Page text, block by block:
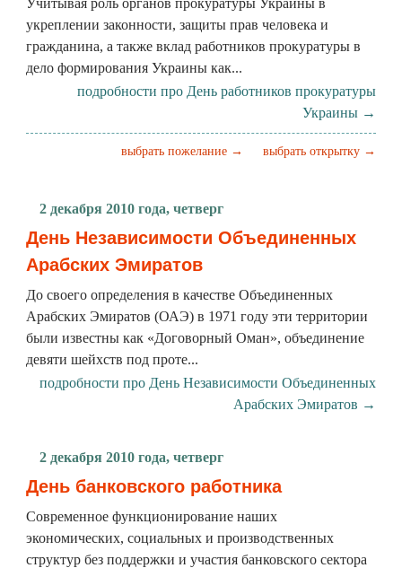
Учитывая роль органов прокуратуры Украины в
укреплении законности, защиты прав человека и
гражданина, а также вклад работников прокуратуры в
дело формирования Украины как...
подробности про День работников прокуратуры
Украины →
выбрать открытку →
выбрать пожелание →
2 декабря 2010 года, четверг
День Независимости Объединенных
Арабских Эмиратов
До своего определения в качестве Объединенных
Арабских Эмиратов (ОАЭ) в 1971 году эти территории
были известны как «Договорный Оман», объединение
девяти шейхств под проте...
подробности про День Независимости Объединенных
Арабских Эмиратов →
2 декабря 2010 года, четверг
День банковского работника
Современное функционирование наших
экономических, социальных и производственных
структур без поддержки и участия банковского сектора